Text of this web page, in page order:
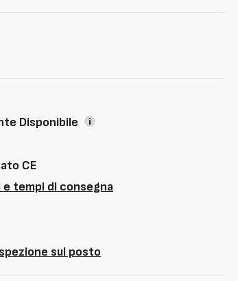
Disponibile
CE
e tempi di consegna
sul posto